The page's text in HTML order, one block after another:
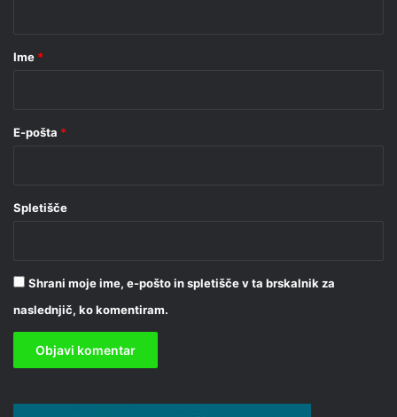
rIme *
E-pošta *
Spletišče
Shrani moje ime, e-pošto in spletišče v ta brskalnik za
naslednjič, ko komentiram.